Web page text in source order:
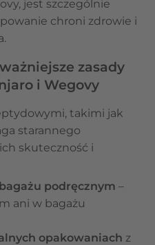
jest szczególnie
chroni zdrowie i
zasady
i Wegovy
takimi jak
starannego
skuteczność i
podręcznym –
ani w bagażu
opakowaniach z